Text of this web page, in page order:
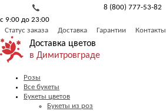
8 (800) 777-53-82
с 9:00 до 23:00
Статус заказа
Доставка Гарантии Контакты
Доставка цветов
в Димитровграде
Розы
Все букеты
Букеты цветов
Букеты из роз